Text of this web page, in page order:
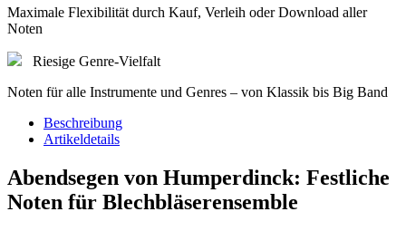
Maximale Flexibilität durch Kauf, Verleih oder Download aller
Noten
Riesige Genre-Vielfalt
Noten für alle Instrumente und Genres – von Klassik bis Big Band
Beschreibung
Artikeldetails
Abendsegen von Humperdinck: Festliche
Noten für Blechbläserensemble